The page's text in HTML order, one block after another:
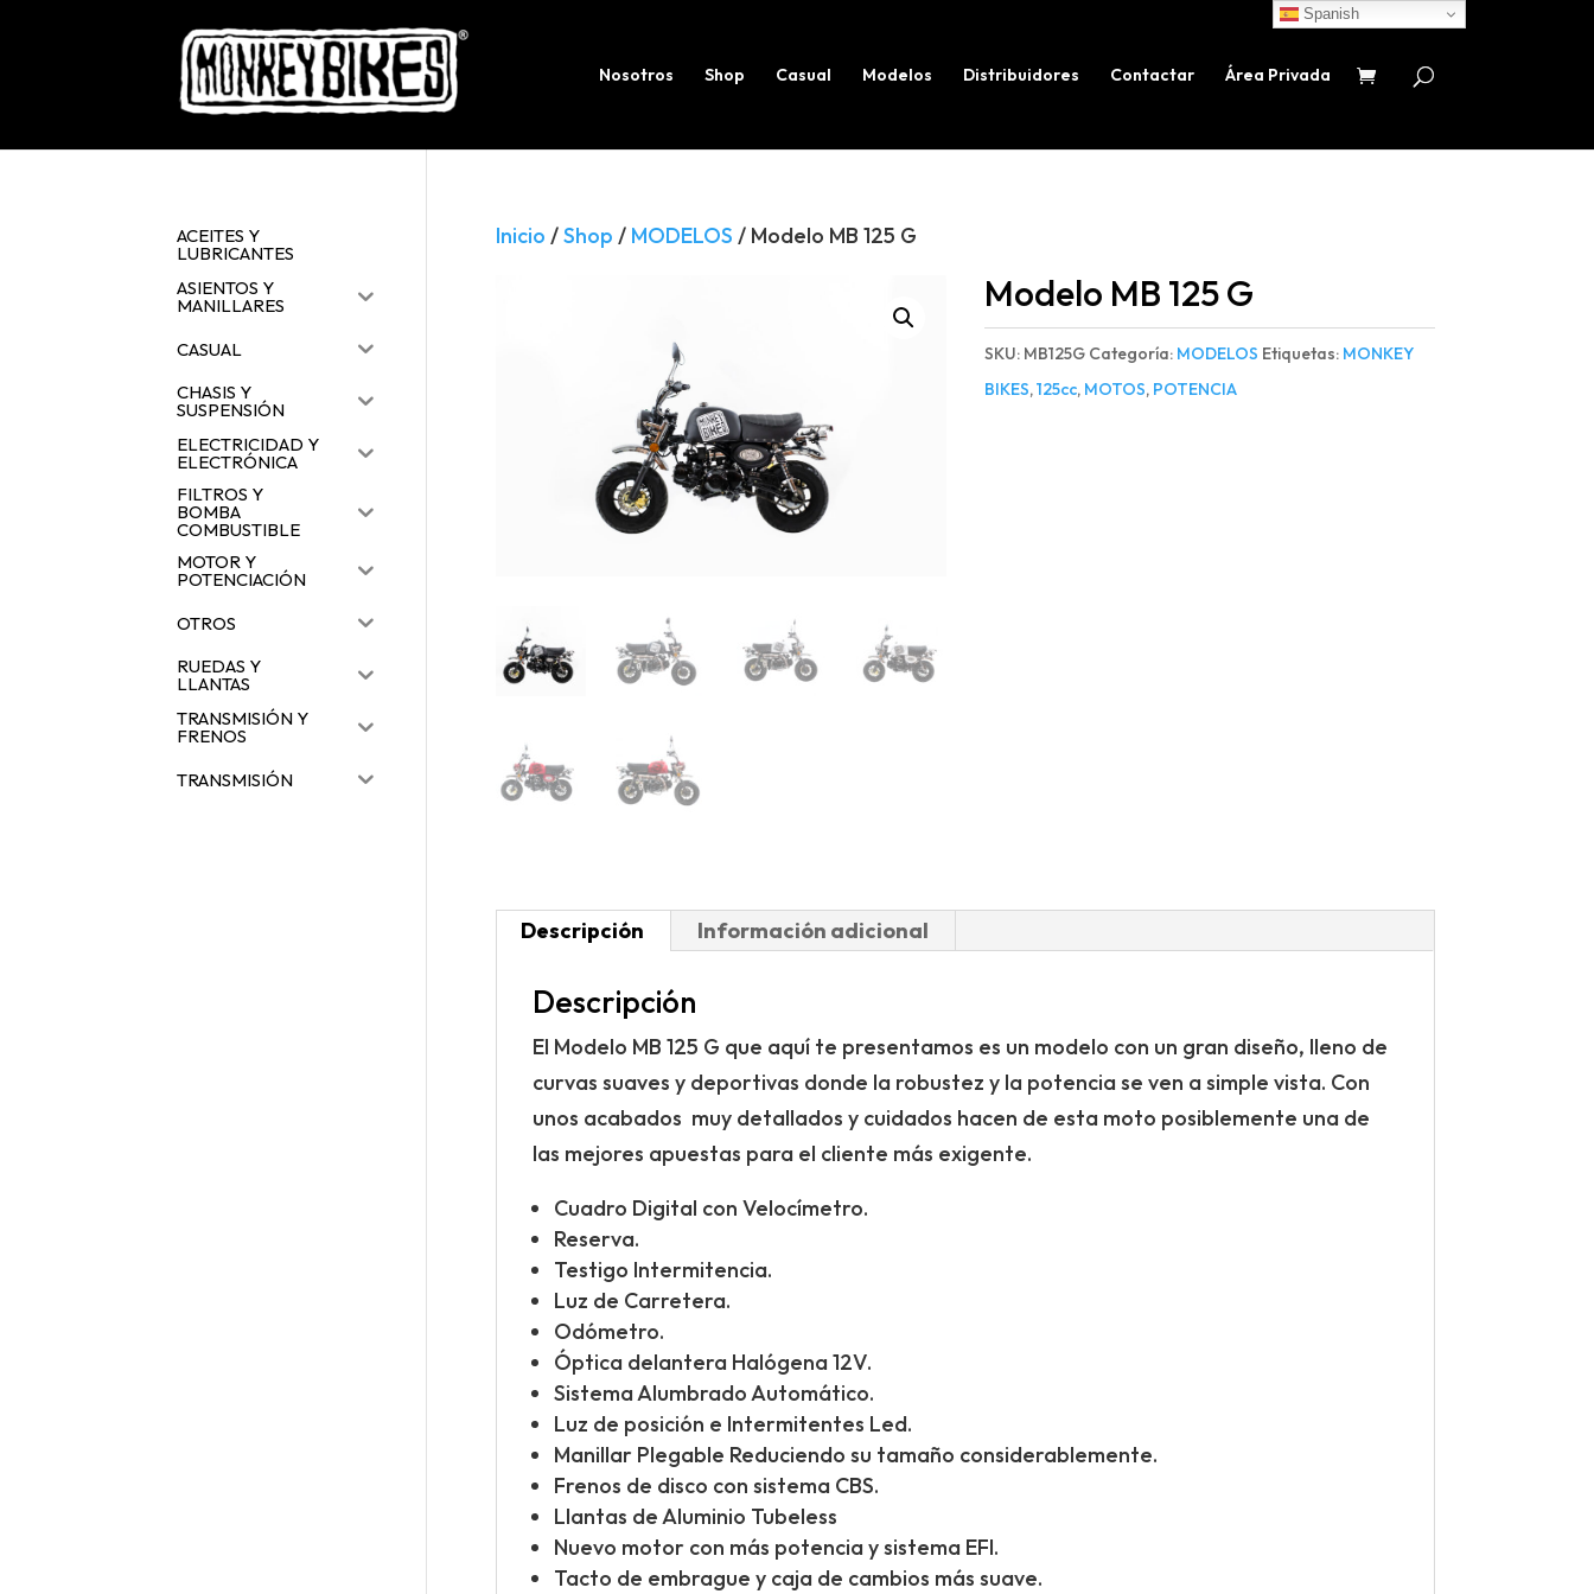
Nosotros Shop Casual Modelos Distribuidores Contactar Área Privada
productos
Inicio /Shop / MODELOS / Modelo MB 125 G
Modelo MB 125 G
SKU: MB125G Categoría: MODELOS Etiquetas: MONKEY
BIKES,125cc, MOTOS, POTENCIA
Descripción Información adicional
Descripción
El Modelo MB 125 G que aquí te presentamos es un modelo con un gran diseño, lleno de
curvas suaves y deportivas donde la robustez y la potencia se ven a simple vista. Con
unos acabados muy detallados y cuidados hacen de esta moto posiblemente una de
las mejores apuestas para el cliente más exigente.
Cuadro Digital con Velocímetro.
Reserva.
Testigo Intermitencia.
Luz de Carretera.
Odómetro.
Óptica delantera Halógena 12V.
Sistema Alumbrado Automático.
Luz de posición e Intermitentes Led.
Manillar Plegable Reduciendo su tamaño considerablemente.
Frenos de disco con sistema CBS.
Llantas de Aluminio Tubeless
Nuevo motor con más potencia y sistema EFI.
Tacto de embrague y caja de cambios más suave.
ACEITES Y
LUBRICANTES
ASIENTOS Y
MANILLARES
CASUAL
CHASIS Y
SUSPENSIÓN
ELECTRICIDAD Y
ELECTRÓNICA
FILTROS Y
BOMBA
COMBUSTIBLE
MOTOR Y
POTENCIACIÓN
OTROS
RUEDAS Y
LLANTAS
TRANSMISIÓN Y
FRENOS
TRANSMISIÓN
Spanish